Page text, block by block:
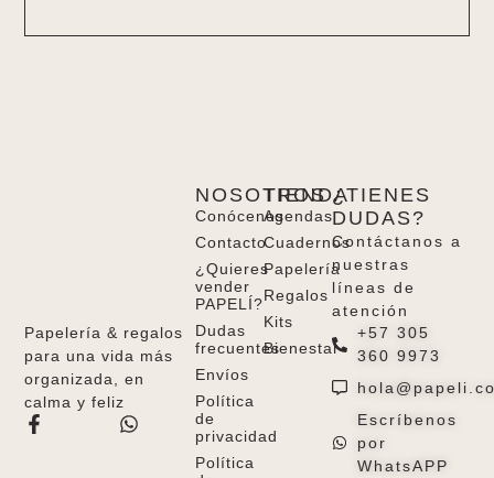
Papelería & regalos
para una vida más
organizada, en
calma y feliz
TIENDA
Agendas
Cuadernos
Papelería
Regalos
Kits
Bienestar
NOSOTROS
Conócenos
Contacto
¿Quieres
vender
PAPELÍ?
Dudas
frecuentes
Envíos
Política
de
privacidad
Política
¿TIENES
DUDAS?
Contáctanos a
nuestras
líneas de
atención
+57 305
360 9973
Escríbenos
por
WhatsAPP